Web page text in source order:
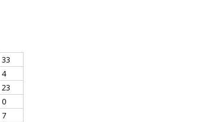
33
4
23
0
7